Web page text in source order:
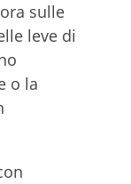
sulle
leve di
o la